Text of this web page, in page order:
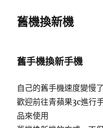
舊機換新機
舊手機換新手機
自己的舊手機速度變慢
歡迎前往青蘋果3c進行
品來使用